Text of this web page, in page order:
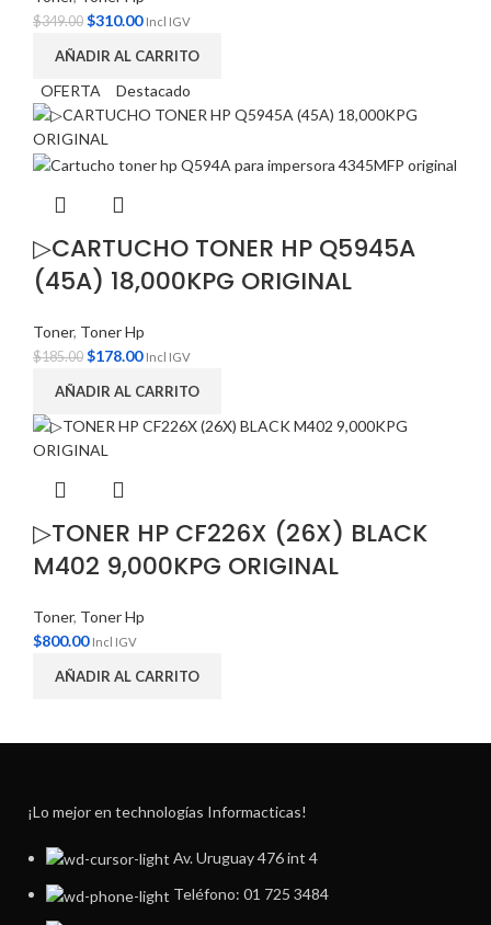
$349.00 $310.00 Incl IGV
AÑADIR AL CARRITO
OFERTA Destacado
▷CARTUCHO TONER HP Q5945A
(45A) 18,000KPG ORIGINAL
Toner, Toner Hp
$185.00 $178.00 Incl IGV
AÑADIR AL CARRITO
▷TONER HP CF226X (26X) BLACK
M402 9,000KPG ORIGINAL
Toner, Toner Hp
$800.00 Incl IGV
AÑADIR AL CARRITO
¡Lo mejor en technologías Informacticas!
Av. Uruguay 476 int 4
Teléfono: 01 725 3484